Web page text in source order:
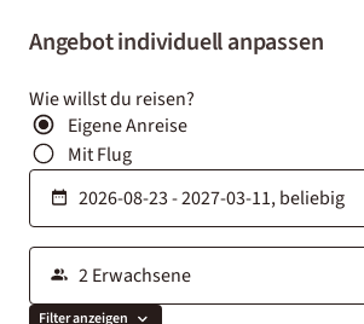
Angebot individuell anpassen
Wie willst du reisen?
Eigene Anreise
Mit Flug
Filter anzeigen